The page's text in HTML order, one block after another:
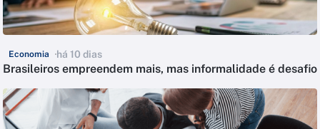
Economia há 10 dias
Brasileiros empreendem mais, mas informalidade é desafio